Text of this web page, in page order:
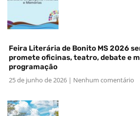
Feira Literária de Bonito MS 2026
promete oficinas, teatro, debate e
programação
25 de junho de 2026
Nenhum comentário